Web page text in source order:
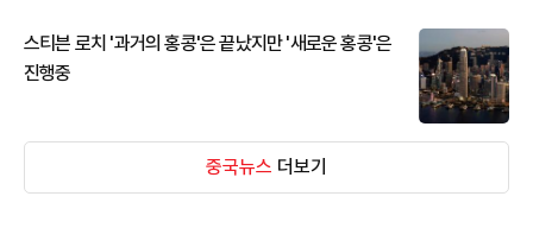
스티븐 로치 '과거의 홍콩'은 끝났지만 '새로운 홍콩'은
진행중
중국뉴스 더보기